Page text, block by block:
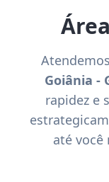
Goiânia -
rapidez e
até